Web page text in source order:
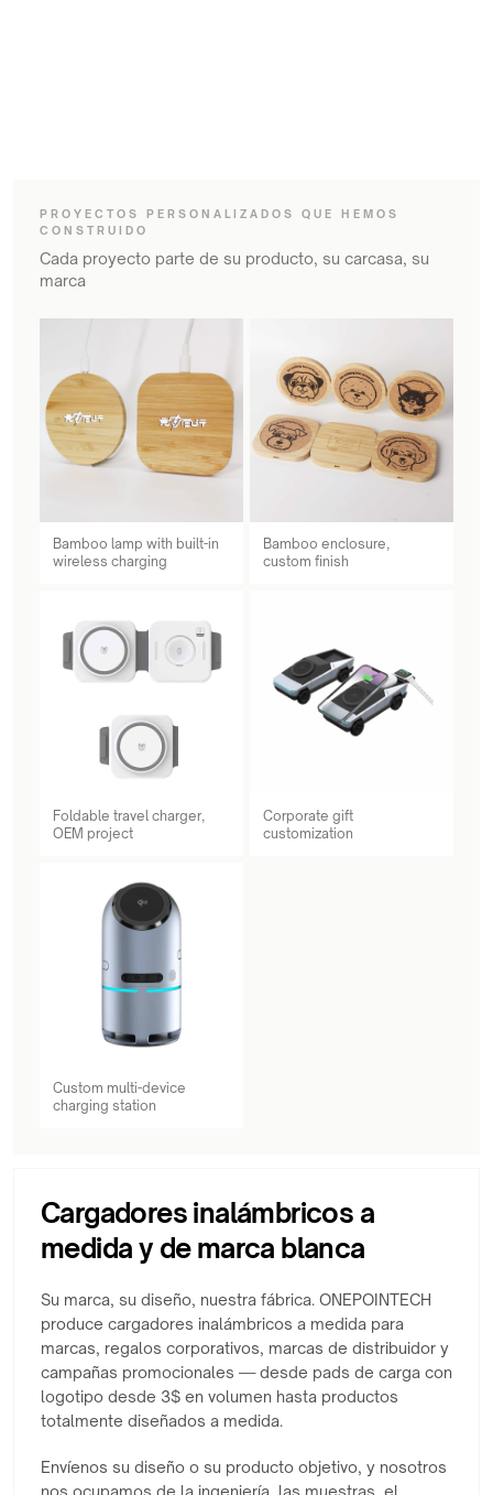
PROYECTOS PERSONALIZADOS QUE HEMOS
CONSTRUIDO
Cada proyecto parte de su producto, su carcasa, su
marca
Bamboo lamp with built-in
wireless charging
Bamboo enclosure,
custom finish
Foldable travel charger,
OEM project
Corporate gift
customization
Custom multi-device
charging station
Cargadores inalámbricos a
medida y de marca blanca
Su marca, su diseño, nuestra fábrica. ONEPOINTECH
produce cargadores inalámbricos a medida para
marcas, regalos corporativos, marcas de distribuidor y
campañas promocionales — desde pads de carga con
logotipo desde 3$ en volumen hasta productos
totalmente diseñados a medida.
Envíenos su diseño o su producto objetivo, y nosotros
nos ocupamos de la ingeniería, las muestras, el